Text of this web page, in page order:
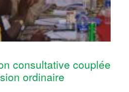
consultative couplée
ordinaire